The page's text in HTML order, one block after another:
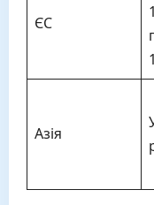
ЄС
Азія